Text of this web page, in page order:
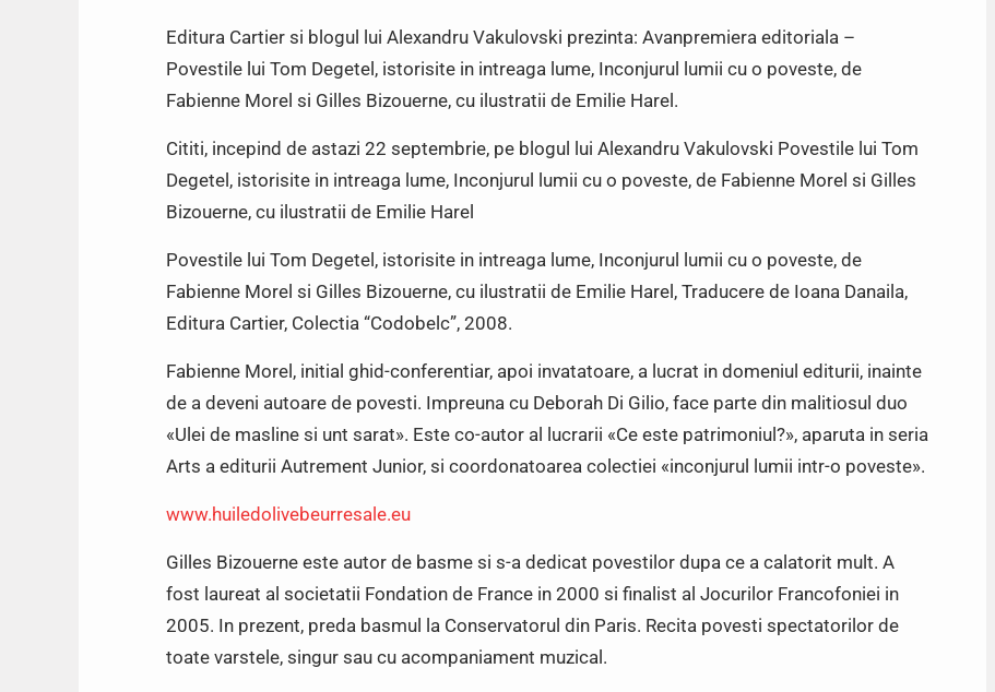
Editura Cartier si blogul lui Alexandru Vakulovski prezinta: Avanpremiera editoriala –
Povestile lui Tom Degetel, istorisite in intreaga lume, Inconjurul lumii cu o poveste, de
Fabienne Morel si Gilles Bizouerne, cu ilustratii de Emilie Harel.
Cititi, incepind de astazi 22 septembrie, pe blogul lui Alexandru Vakulovski Povestile lui Tom
Degetel, istorisite in intreaga lume, Inconjurul lumii cu o poveste, de Fabienne Morel si Gilles
Bizouerne, cu ilustratii de Emilie Harel
Povestile lui Tom Degetel, istorisite in intreaga lume, Inconjurul lumii cu o poveste, de
Fabienne Morel si Gilles Bizouerne, cu ilustratii de Emilie Harel, Traducere de Ioana Danaila,
Editura Cartier, Colectia “Codobelc”, 2008.
Fabienne Morel, initial ghid-conferentiar, apoi invatatoare, a lucrat in domeniul editurii, inainte
de a deveni autoare de povesti. Impreuna cu Deborah Di Gilio, face parte din malitiosul duo
«Ulei de masline si unt sarat». Este co-autor al lucrarii «Ce este patrimoniul?», aparuta in seria
Arts a editurii Autrement Junior, si coordonatoarea colectiei «inconjurul lumii intr-o poveste».
www.huiledolivebeurresale.eu
Gilles Bizouerne este autor de basme si s-a dedicat povestilor dupa ce a calatorit mult. A
fost laureat al societatii Fondation de France in 2000 si finalist al Jocurilor Francofoniei in
2005. In prezent, preda basmul la Conservatorul din Paris. Recita povesti spectatorilor de
toate varstele, singur sau cu acompaniament muzical.